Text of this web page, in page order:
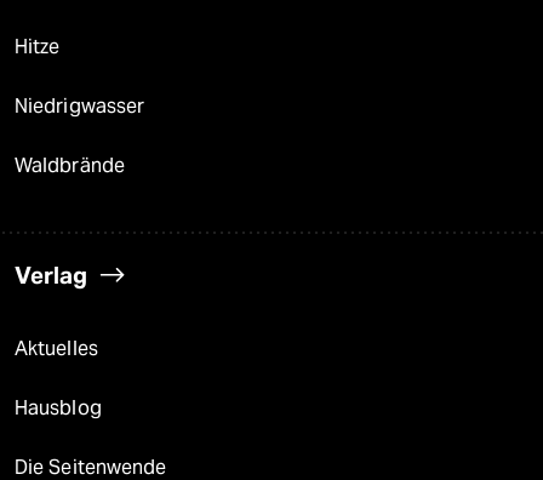
Hitze
Niedrigwasser
Waldbrände
Verlag
Aktuelles
Hausblog
Die Seitenwende